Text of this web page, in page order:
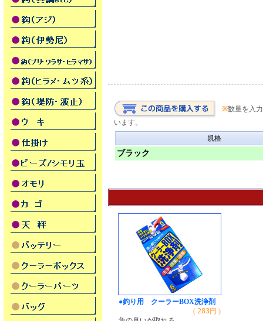
※数量を入
います。
規格
ブラック
●釣り用 クーラーBOX洗浄剤
( 283円 )